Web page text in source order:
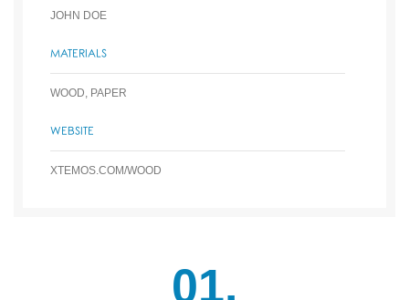
JOHN DOE
MATERIALS
WOOD, PAPER
WEBSITE
XTEMOS.COM/WOOD
01.